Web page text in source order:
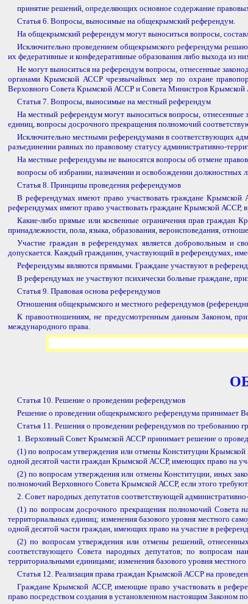
принятие решений, определяющих основное содержание
Статья 6. Вопросы, выносимые на общекрымский референдум.
На общекрымский референдум могут выноситься вопросы,
Исключительно проведением общекрымского референдума
их федеративные и конфедеративные образования либо выхода из
Не могут выноситься на референдум вопросы, отнесенные
органами Крымской АССР чрезвычайных мер по охране
Верховного Совета Крымской АССР и Совета Министров
Статья 7. Вопросы, выносимые на местный референдум
На местный референдум могут выноситься вопросы, отнесенные
единиц, вопросы досрочного прекращения полномочий
Исключительно местными референдумами в соответствующих
разъединении равных по правовому статусу административно-
На местные референдумы не выносятся вопросы об отмене
вопросы об избрании, назначении и освобождении должностных
Статья 8. Принципы проведения референдумов
В референдумах имеют право участвовать граждане
референдумах имеют право участвовать граждане Крымской АССР,
Какие-либо прямые или косвенные ограничения прав граждан
принадлежности, пола, языка, образования, вероисповедания,
Участие граждан в референдумах является добровольным и
допускается. Каждый гражданин, участвующий в референдумах,
Референдумы являются прямыми. Граждане участвуют в
В референдумах не участвуют психически больные граждане,
Статья 9. Правовая основа референдумов
Отношения общекрымского и местного референдумов
К правоотношениям, не предусмотренным данным Законом,
международного права.
Статья 10. Решение о проведении референдумов
Решение о проведении общекрымского референдума принимает
Статья 11. Решения о проведении референдумов по требованию
1. Верховный Совет Крымской АССР принимает решение о
(1) по вопросам утверждения или отмены Конституции
одной десятой части граждан Крымской АССР, имеющих право на
(2) по вопросам утверждения или отмены Конституции, иных
полномочий Верховного Совета Крымской АССР, если этого
2. Совет народных депутатов соответствующей
(1) по вопросам досрочного прекращения полномочий Совета
территориальных единиц; изменения базового уровня местного
одной десятой части граждан, имеющих право на участие в
(2) по вопросам утверждения или отмены решений,
соответствующего Совета народных депутатов; по вопросам
территориальными единицами; изменения базового уровня
Статья 12. Реализация права граждан Крымской АССР на
Граждане Крымской АССР, имеющие право участвовать в
право посредством создания в установленном настоящим Законом